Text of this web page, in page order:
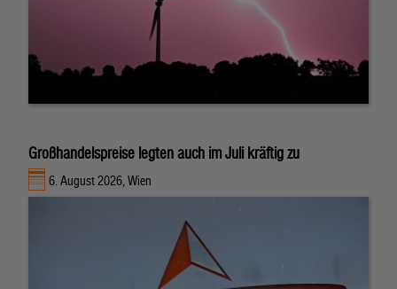
Großhandelspreise legten auch im Juli kräftig zu
6. August 2026, Wien